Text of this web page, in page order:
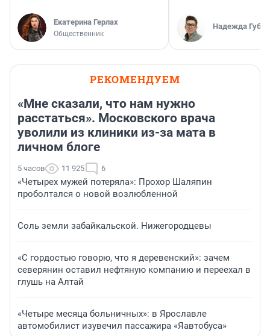
Екатерина Герлах
Общественник
Надежда
РЕКОМЕНДУЕМ
«Мне сказали, что нам нужно
расстаться». Московского врача
уволили из клиники из-за мата в
личном блоге
5 часов 11 925 6
«Четырех мужей потеряла»: Прохор Шаляпин
проболтался о новой возлюбленной
Соль земли забайкальской. Нижегородцевы
«С гордостью говорю, что я деревенский»: зачем
северянин оставил нефтяную компанию и переехал в
глушь на Алтай
«Четыре месяца больничных»: в Ярославле
автомобилист изувечил пассажира «Яавтобуса»